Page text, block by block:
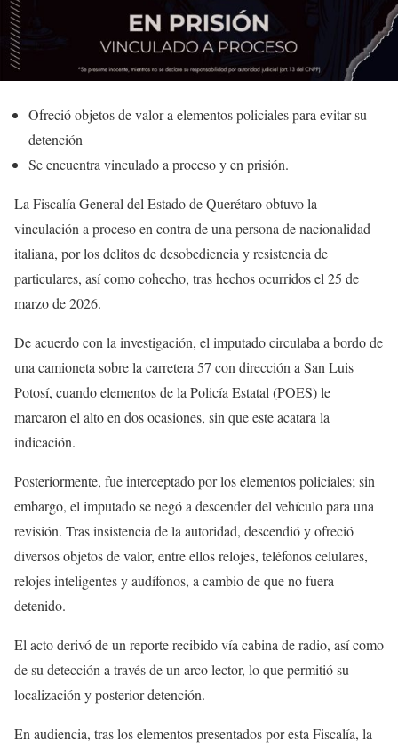
Ofreció objetos de valor a elementos policiales para evitar su
detención
Se encuentra vinculado a proceso y en prisión.
La Fiscalía General del Estado de Querétaro obtuvo la
vinculación a proceso en contra de una persona de nacionalidad
italiana, por los delitos de desobediencia y resistencia de
particulares, así como cohecho, tras hechos ocurridos el 25 de
marzo de 2026.
De acuerdo con la investigación, el imputado circulaba a bordo de
una camioneta sobre la carretera 57 con dirección a San Luis
Potosí, cuando elementos de la Policía Estatal (POES) le
marcaron el alto en dos ocasiones, sin que este acatara la
indicación.
Posteriormente, fue interceptado por los elementos policiales; sin
embargo, el imputado se negó a descender del vehículo para una
revisión. Tras insistencia de la autoridad, descendió y ofreció
diversos objetos de valor, entre ellos relojes, teléfonos celulares,
relojes inteligentes y audífonos, a cambio de que no fuera
detenido.
El acto derivó de un reporte recibido vía cabina de radio, así como
de su detección a través de un arco lector, lo que permitió su
localización y posterior detención.
En audiencia, tras los elementos presentados por esta Fiscalía, la